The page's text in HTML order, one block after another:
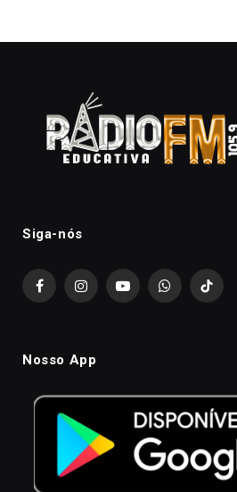
Siga-nós
FacebookInstagramYouTubeWhatsAppTikTok
Nosso App